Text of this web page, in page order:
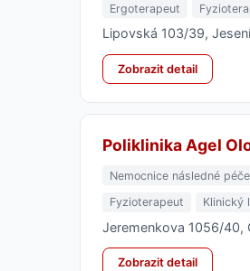
Ergoterapeut
Lipovská 103/39,
Zobrazit detail
Poliklinika Agel
Nemocnice následné péče
Fyzioterapeut
Klinický
Jeremenkova 1056/40,
Zobrazit detail